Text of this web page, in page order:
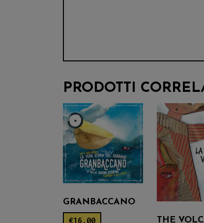
PRODOTTI
GRANBACCANO
€16.00
THE